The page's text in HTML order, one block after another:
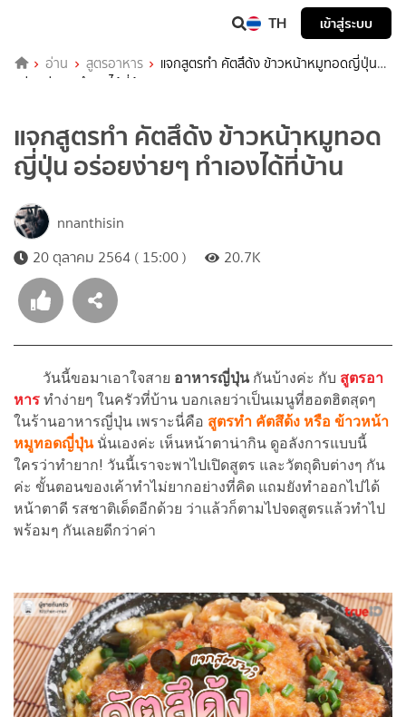
TH เข้าสู่ระบบ
อ่าน สูตรอาหาร
แจกสูตรทำ คัตสึด้ง ข้าวหน้าหมูทอดญี่ปุ่น
อร่อยง่ายๆ ทำเองได้ที่บ้าน
แจกสูตรทำ คัตสึด้ง ข้าวหน้าหมูทอด
ญี่ปุ่น อร่อยง่ายๆ ทำเองได้ที่บ้าน
nnanthisin
20 ตุลาคม 2564 ( 15:00 )
20.7K
วันนี้ขอมาเอาใจสาย อาหารญี่ปุ่นกันบ้างค่ะ กับ สูตรอา
หาร ทำง่ายๆ ในครัวที่บ้าน บอกเลยว่าเป็นเมนูที่ฮอตฮิตสุดๆ
ในร้านอาหารญี่ปุ่น เพราะนี่คือ สูตรทำ คัตสึด้ง หรือ ข้าวหน้า
หมูทอดญี่ปุ่นนั่นเองค่ะ เห็นหน้าตาน่ากิน ดูอลังการแบบนี้
ใครว่าทำยาก! วันนี้เราจะพาไปเปิดสูตร และวัตถุดิบต่างๆ กัน
ค่ะ ขั้นตอนของเค้าทำไม่ยากอย่างที่คิด แถมยังทำออกไปได้
หน้าตาดี รสชาติเด็ดอีกด้วย ว่าแล้วก็ตามไปจดสูตรแล้วทำไป
พร้อมๆ กันเลยดีกว่าค่า